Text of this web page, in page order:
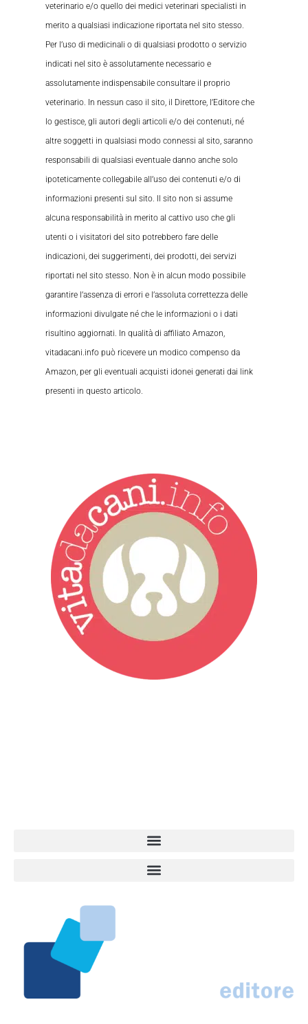
veterinario e/o quello dei medici veterinari specialisti in
merito a qualsiasi indicazione riportata nel sito stesso.
Per l’uso di medicinali o di qualsiasi prodotto o servizio
indicati nel sito è assolutamente necessario e
assolutamente indispensabile consultare il proprio
veterinario. In nessun caso il sito, il Direttore, l’Editore che
lo gestisce, gli autori degli articoli e/o dei contenuti, né
altre soggetti in qualsiasi modo connessi al sito, saranno
responsabili di qualsiasi eventuale danno anche solo
ipoteticamente collegabile all’uso dei contenuti e/o di
informazioni presenti sul sito. Il sito non si assume
alcuna responsabilità in merito al cattivo uso che gli
utenti o i visitatori del sito potrebbero fare delle
indicazioni, dei suggerimenti, dei prodotti, dei servizi
riportati nel sito stesso. Non è in alcun modo possibile
garantire l’assenza di errori e l’assoluta correttezza delle
informazioni divulgate né che le informazioni o i dati
risultino aggiornati. In qualità di affiliato Amazon,
vitadacani.info può ricevere un modico compenso da
Amazon, per gli eventuali acquisti idonei generati dai link
presenti in questo articolo.